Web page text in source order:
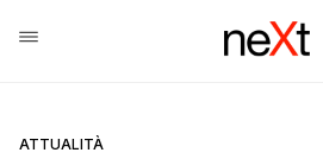
ATTUALITÀ